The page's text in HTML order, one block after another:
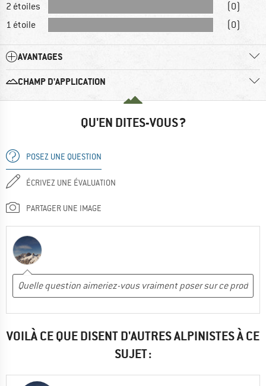
2 étoiles
(0)
1 étoile
(0)
AVANTAGES
CHAMP D'APPLICATION
QU'EN DITES-VOUS ?
POSEZ UNE QUESTION
ÉCRIVEZ UNE ÉVALUATION
PARTAGER UNE IMAGE
VOILÀ CE QUE DISENT D'AUTRES ALPINISTES À CE
SUJET :